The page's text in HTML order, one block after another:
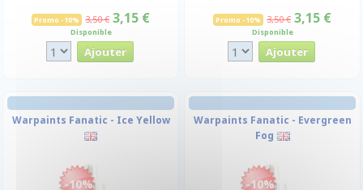
Promo -10% 3,50 € 3,15 €
Disponible
Promo -10% 3,50 € 3,15 €
Disponible
Warpaints Fanatic - Ice Yellow
-10%
Warpaints Fanatic - Evergreen
Fog
-10%